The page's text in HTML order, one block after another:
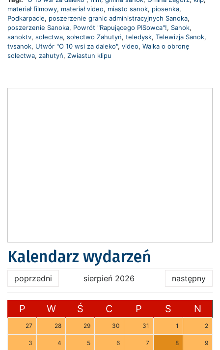
materiał filmowy, materiał video, miasto sanok, piosenka,
Podkarpacie, poszerzenie granic administracyjnych Sanoka,
poszerzenie Sanoka, Powrót "Rapującego PISowca"!, Sanok,
sanoktv, sołectwa, sołectwo Zahutyń, teledysk, Telewizja Sanok,
tvsanok, Utwór "O 10 wsi za daleko", video, Walka o obronę
sołectwa, zahutyń, Zwiastun klipu
Kalendarz wydarzeń
poprzedni sierpień 2026 następny
P W Ś C P S N
27 28 29 30 31 1 2
3 4 5 6 7 8 9